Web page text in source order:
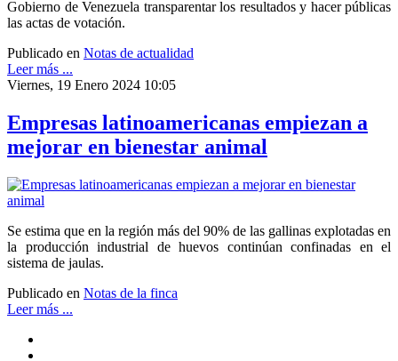
Gobierno de Venezuela transparentar los resultados y hacer públicas
las actas de votación.
Publicado en Notas de actualidad
Leer más ...
Viernes, 19 Enero 2024 10:05
Empresas latinoamericanas empiezan a
mejorar en bienestar animal
Se estima que en la región más del 90% de las gallinas explotadas en
la producción industrial de huevos continúan confinadas en el
sistema de jaulas.
Publicado en Notas de la finca
Leer más ...